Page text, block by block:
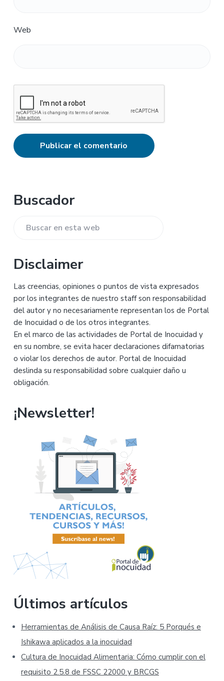
Web
Barra
lateral
Buscador
Buscar
esta
web
Disclaimer
Las creencias, opiniones o puntos de vista expresados
por los integrantes de nuestro staff son responsabilidad
del autor y no necesariamente representan los de Portal
de Inocuidad o de los otros integrantes.
En el marco de las actividades de Portal de Inocuidad y
en su nombre, se evita hacer declaraciones difamatorias
o violar los derechos de autor. Portal de Inocuidad
deslinda su responsabilidad sobre cualquier daño u
obligación.
¡Newsletter!
Últimos artículos
Herramientas de Análisis de Causa Raíz: 5 Porqués e
Ishikawa aplicados a la inocuidad
Cultura de Inocuidad Alimentaria: Cómo cumplir con el
requisito 2.5.8 de FSSC 22000 y BRCGS